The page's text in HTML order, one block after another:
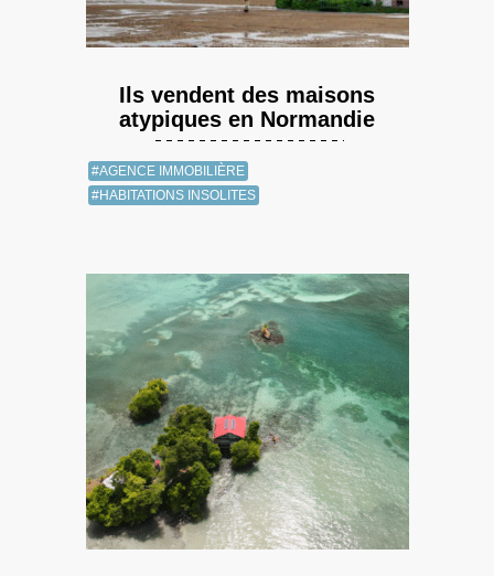
Ils vendent des maisons
atypiques en Normandie
#AGENCE IMMOBILIÈRE
#HABITATIONS INSOLITES